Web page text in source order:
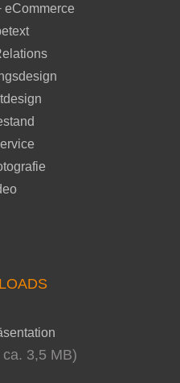
eCommerce
3,5 MB)